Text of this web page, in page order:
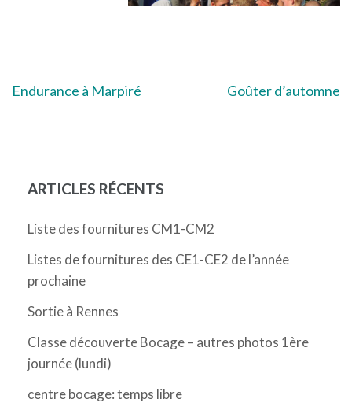
Navigation
Endurance à Marpiré Goûter d’automne
ARTICLES RÉCENTS
Liste des fournitures CM1-CM2
Listes de fournitures des CE1-CE2 de l’année
prochaine
Sortie à Rennes
Classe découverte Bocage – autres photos 1ère
journée (lundi)
centre bocage: temps libre